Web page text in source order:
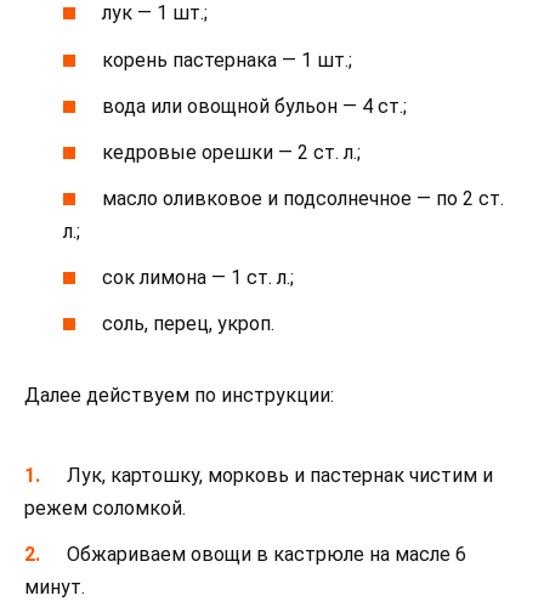
лук — 1 шт.;
корень пастернака — 1 шт.;
вода или овощной бульон — 4 ст.;
кедровые орешки — 2 ст. л.;
масло оливковое и подсолнечное — по 2 ст.
л.;
сок лимона — 1 ст. л.;
соль, перец, укроп.
Далее действуем по инструкции:
Лук, картошку, морковь и пастернак чистим и
режем соломкой.
Обжариваем овощи в кастрюле на масле 6
минут.